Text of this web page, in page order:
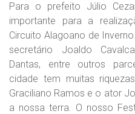
Para o prefeito Júlio
importante para a
Circuito Alagoano de
secretário Joaldo
Dantas, entre outros
cidade tem muitas
Graciliano Ramos e o ator
a nossa terra. O nosso